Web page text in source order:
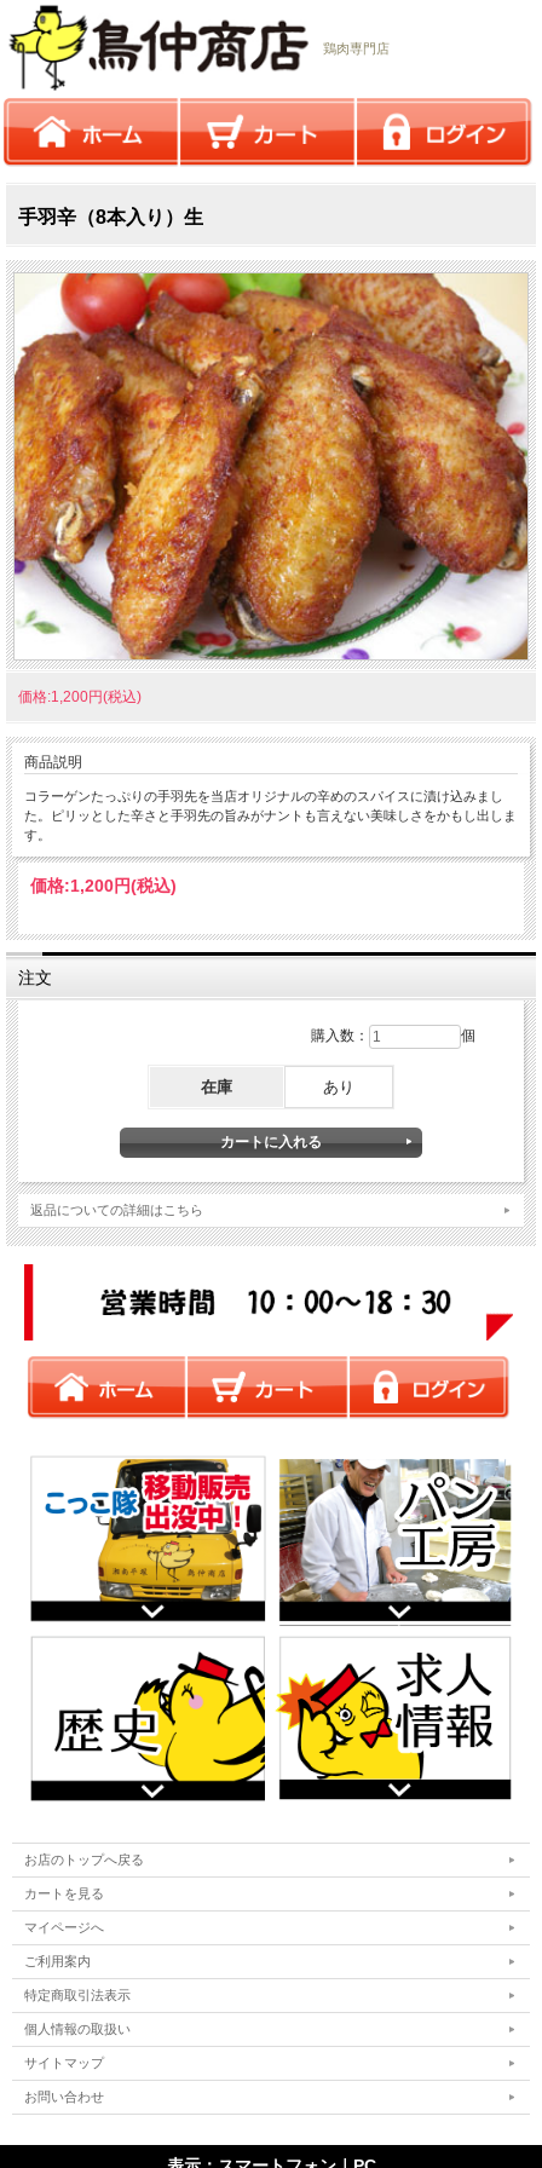
鶏肉専門店
手羽辛（8本入り）生
価格:1,200円(税込)
商品説明
コラーゲンたっぷりの手羽先を当店オリジナルの辛めのスパイスに漬け込みまし
た。ピリッとした辛さと手羽先の旨みがナントも言えない美味しさをかもし出しま
す。
価格:1,200円(税込)
注文
購入数： 個
在庫 あり
返品についての詳細はこちら
お店のトップへ戻る
カートを見る
マイページへ
ご利用案内
特定商取引法表示
個人情報の取扱い
サイトマップ
お問い合わせ